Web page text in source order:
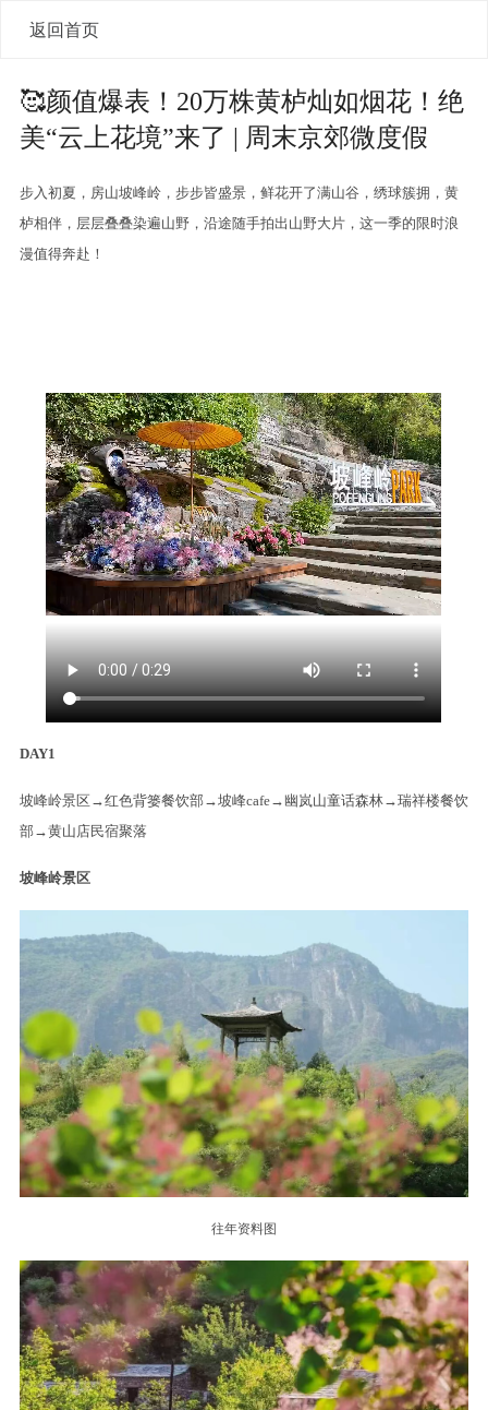
返回首页
🥰颜值爆表！20万株黄栌灿如烟花！绝
美“云上花境”来了 | 周末京郊微度假
步入初夏，房山坡峰岭，步步皆盛景，鲜花开了满山谷，绣球簇拥，黄
栌相伴，层层叠叠染遍山野，沿途随手拍出山野大片，这一季的限时浪
漫值得奔赴！
DAY1
坡峰岭景区→红色背篓餐饮部→坡峰cafe→幽岚山童话森林→瑞祥楼餐饮
部→黄山店民宿聚落
坡峰岭景区
往年资料图